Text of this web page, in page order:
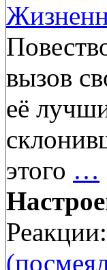
вызов
её
этого …
Реакции: